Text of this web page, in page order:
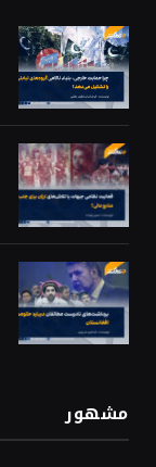
مشهور